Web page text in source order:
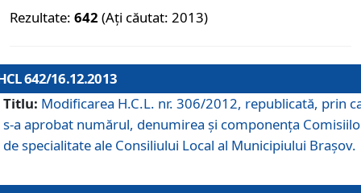
Rezultate: 642 (Ați căutat: 2013)
642/16.12.2013
Titlu: Modificarea H.C.L. nr. 306/2012, republicată, prin
s-a aprobat numărul, denumirea şi componenţa
de specialitate ale Consiliului Local al Municipiului Braşov.